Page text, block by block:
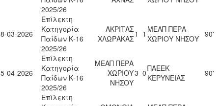
2025/26
03-2026
Επίλεκτη
Κατηγορία
Παίδων Κ-16
2025/26
ΑΚΡΙΤΑΣ
ΧΛΩΡΑΚΑΣ1 1 ΜΕΑΠ ΠΕΡΑ
ΧΩΡΙΟΥ ΝΗΣΟΥ 90'
04-2026
Επίλεκτη
Κατηγορία
Παίδων Κ-16
2025/26
ΜΕΑΠ ΠΕΡΑ
ΧΩΡΙΟΥ
ΝΗΣΟΥ
3 0ΠΑΕΕΚ
ΚΕΡΥΝΕΙΑΣ
90'
Επίλεκτη